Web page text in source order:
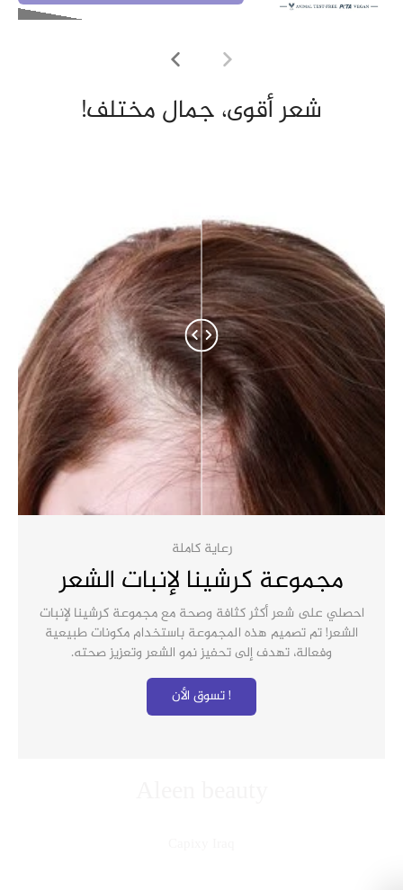
شعر أقوى، جمال مختلف!
رعاية كاملة
مجموعة كرشينا لإنبات الشعر
احصلي على شعر أكثر كثافة وصحة مع مجموعة كرشينا لإنبات
الشعر! تم تصميم هذه المجموعة باستخدام مكونات طبيعية
وفعالة، تهدف إلى تحفيز نمو الشعر وتعزيز صحته.
تسوق الأن !